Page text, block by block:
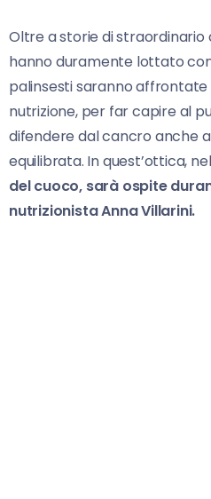
Oltre a storie di
hanno duramente lottato
palinsesti saranno
nutrizione, per far capire al
difendere dal cancro anche
equilibrata. In quest’ottica,
del cuoco, sarà ospite
nutrizionista Anna Villarini.